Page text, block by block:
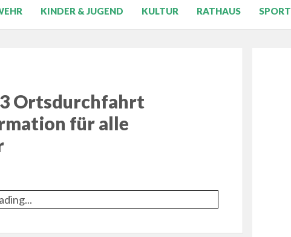
KINDER & JUGEND KULTUR RATHAUS SPORT
Ortsdurchfahrt
für alle